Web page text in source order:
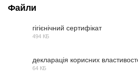
Файли
гігієнічний сертифікат
494 КБ
декларація корисних
64 КБ